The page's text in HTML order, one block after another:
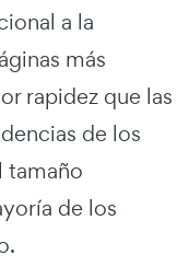
a la
más
rapidez que las
de los
tamaño
de los